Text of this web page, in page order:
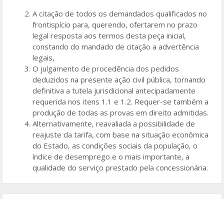
A citação de todos os demandados qualificados no
frontispício para, querendo, ofertarem no prazo
legal resposta aos termos desta peça inicial,
constando do mandado de citação a advertência
legais,
O julgamento de procedência dos pedidos
deduzidos na presente ação civil pública, tornando
definitiva a tutela jurisdicional antecipadamente
requerida nos itens 1.1 e 1.2. Requer-se também a
produção de todas as provas em direito admitidas.
Alternativamente, reavaliada a possibilidade de
reajuste da tarifa, com base na situação econômica
do Estado, as condições sociais da população, o
índice de desemprego e o mais importante, a
qualidade do serviço prestado pela concessionária.